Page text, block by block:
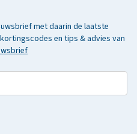
met daarin de laatste
en tips & advies van